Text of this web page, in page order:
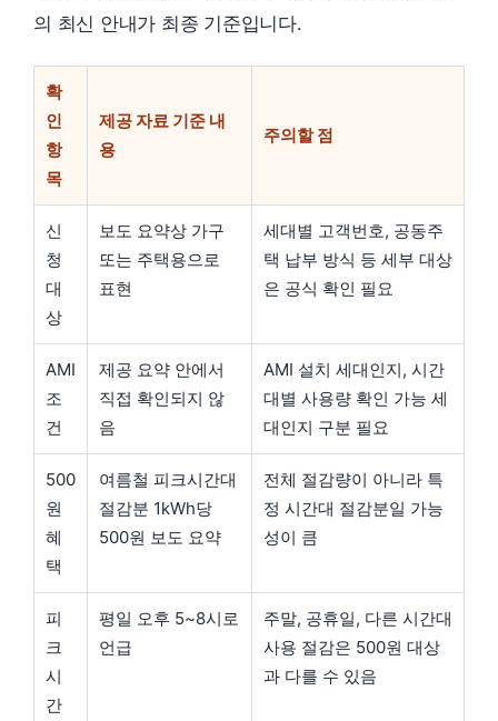
의 최신 안내가 최종 기준입니다.
확
인
항
목
제공 자료 기준 내
용
주의할 점
신
청
대
상
보도 요약상 가구
또는 주택용으로
표현
세대별 고객번호, 공동주
택 납부 방식 등 세부 대상
은 공식 확인 필요
AMI
조
건
제공 요약 안에서
직접 확인되지 않
음
AMI 설치 세대인지, 시간
대별 사용량 확인 가능 세
대인지 구분 필요
500
원
혜
택
여름철 피크시간대
절감분 1kWh당
500원 보도 요약
전체 절감량이 아니라 특
정 시간대 절감분일 가능
성이 큼
피
크
시
간
평일 오후 5~8시로
언급
주말, 공휴일, 다른 시간대
사용 절감은 500원 대상
과 다를 수 있음